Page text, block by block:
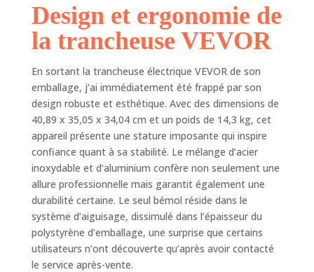
Viande
Fromage
Légumes
Fruits
de textures
alimentaires, telles
que la viande
congelée, le
fromage, la viande
crue, la viande
cuite, le jambon et
le pain. Tranchage
rapide : alimentée
par un moteur de
200 W fonctionnant
à 350-400 tr/min,
couplé à des lames
tranchantes, notre
trancheuse
électrique vous
permet de trancher
rapidement une
Design et ergonomie de
la trancheuse VEVOR
En sortant la trancheuse électrique VEVOR de son
emballage, j’ai immédiatement été frappé par son
design robuste et esthétique. Avec des dimensions de
40,89 x 35,05 x 34,04 cm et un poids de 14,3 kg, cet
appareil présente une stature imposante qui inspire
confiance quant à sa stabilité. Le mélange d’acier
inoxydable et d’aluminium confère non seulement une
allure professionnelle mais garantit également une
durabilité certaine. Le seul bémol réside dans le
système d’aiguisage, dissimulé dans l’épaisseur du
polystyrène d’emballage, une surprise que certains
utilisateurs n’ont découverte qu’après avoir contacté
le service après-vente.